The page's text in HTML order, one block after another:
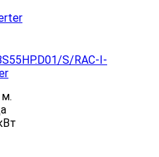
S/RAC-I-